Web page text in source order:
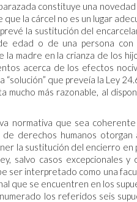
constituye una
la cárcel no es un lugar
la sustitución del
edad o de una persona con
la madre en la crianza de los
acerca de los efectos
“solución” que preveía la Ley
mucho más razonable, al
normativa que sea
derechos humanos
la sustitución del encierro
salvo casos excepcionales
ser interpretado como una
que se encuentren en los
los referidos seis